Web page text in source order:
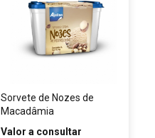
Sorvete de Nozes de
Macadâmia
Valor a consultar